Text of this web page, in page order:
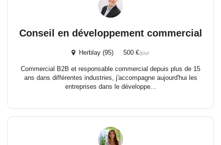
Conseil en développement commercial
Herblay (95) 500 €/jour
Commercial B2B et responsable commercial depuis plus de 15
ans dans différentes industries, j'accompagne aujourd'hui les
entreprises dans le développe...